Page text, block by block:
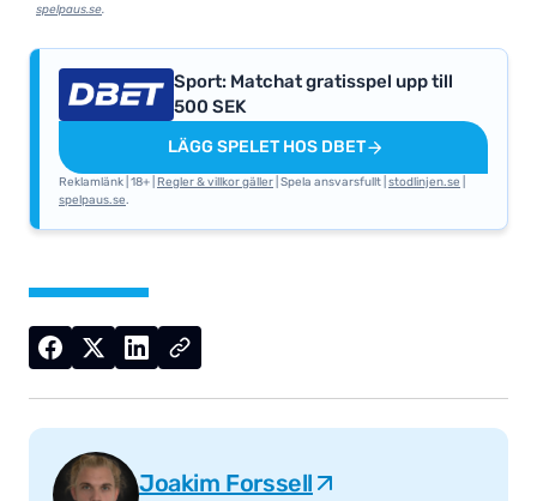
spelpaus.se.
Sport: Matchat gratisspel upp till
500 SEK
LÄGG SPELET HOS DBET
Reklamlänk | 18+ | Regler & villkor gäller | Spela ansvarsfullt | stodlinjen.se
spelpaus.se.
Joakim Forssell